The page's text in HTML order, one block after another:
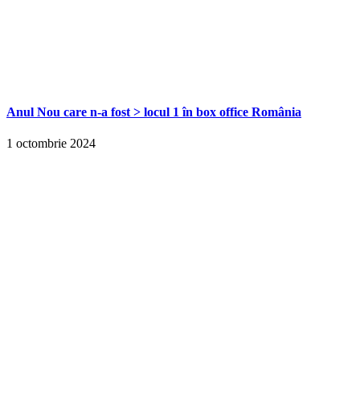
Anul Nou care n-a fost > locul 1 în box office România
1 octombrie 2024